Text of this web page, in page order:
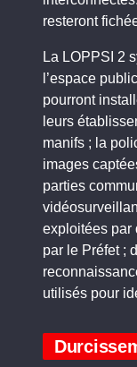
resteront
La LOPPSI 2
l’espace
pourront
leurs
manifs ; la
images
parties
exploitées par
par le Préfet ;
utilisés pour